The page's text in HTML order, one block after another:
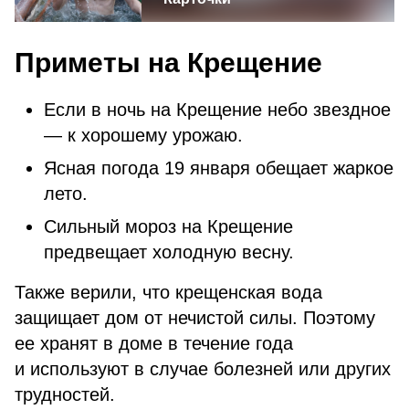
Приметы на Крещение
Если в ночь на Крещение небо звездное
— к хорошему урожаю.
Ясная погода 19 января обещает жаркое
лето.
Сильный мороз на Крещение
предвещает холодную весну.
Также верили, что крещенская вода
защищает дом от нечистой силы. Поэтому
ее хранят в доме в течение года
и используют в случае болезней или других
трудностей.